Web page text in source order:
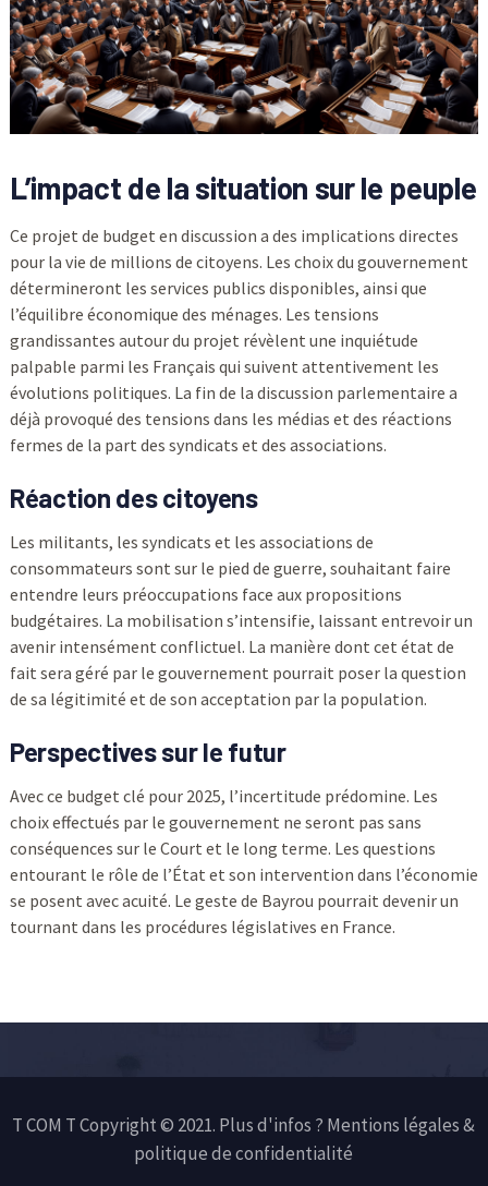
L’impact de la situation sur le peuple
Ce projet de budget en discussion a des implications directes
pour la vie de millions de citoyens. Les choix du gouvernement
détermineront les services publics disponibles, ainsi que
l’équilibre économique des ménages. Les tensions
grandissantes autour du projet révèlent une inquiétude
palpable parmi les Français qui suivent attentivement les
évolutions politiques. La fin de la discussion parlementaire a
déjà provoqué des tensions dans les médias et des réactions
fermes de la part des syndicats et des associations.
Réaction des citoyens
Les militants, les syndicats et les associations de
consommateurs sont sur le pied de guerre, souhaitant faire
entendre leurs préoccupations face aux propositions
budgétaires. La mobilisation s’intensifie, laissant entrevoir un
avenir intensément conflictuel. La manière dont cet état de
fait sera géré par le gouvernement pourrait poser la question
de sa légitimité et de son acceptation par la population.
Perspectives sur le futur
Avec ce budget clé pour 2025, l’incertitude prédomine. Les
choix effectués par le gouvernement ne seront pas sans
conséquences sur le Court et le long terme. Les questions
entourant le rôle de l’État et son intervention dans l’économie
se posent avec acuité. Le geste de Bayrou pourrait devenir un
tournant dans les procédures législatives en France.
T COM T Copyright © 2021. Plus d'infos ? Mentions légales &
politique de confidentialité